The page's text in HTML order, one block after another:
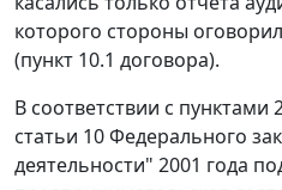
которого стороны
(пункт 10.1 договора).
В соответствии с пунктами
статьи 10Федерального
деятельности" 2001 года